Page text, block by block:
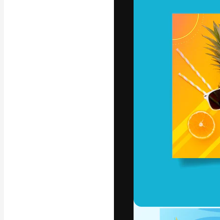
A plataforma
seu melhor
assinantes
agências e
Português
Copyright ©